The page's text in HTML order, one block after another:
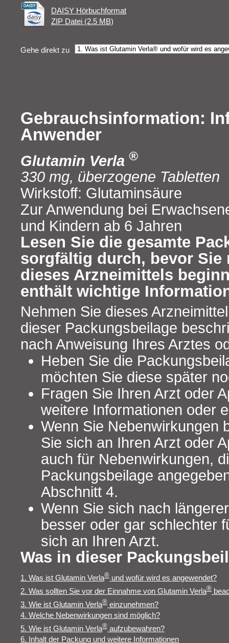
DAISY Hörbuchformat
ZIP Datei (2.5 MB)
Gehe direkt zu
Gebrauchsinformation:
Anwender
Glutamin Verla ®
330 mg, überzogene Tabletten
Wirkstoff: Glutaminsäure
Zur Anwendung bei
und Kindern ab 6 Jahren
Lesen Sie die gesamte
sorgfältig durch, bevor Sie
dieses Arzneimittels
enthält wichtige
Nehmen Sie dieses
dieser Packungsbeilage
nach Anweisung Ihres Arztes
Heben Sie die
möchten Sie diese später
Fragen Sie Ihren Arzt oder
weitere Informationen oder
Wenn Sie Nebenwirkungen
Sie sich an Ihren Arzt oder
auch für Nebenwirkungen,
Packungsbeilage
Abschnitt 4.
Wenn Sie sich nach
besser oder gar schlechter
sich an Ihren Arzt.
Was in dieser
1. Was ist Glutamin Verla® und wofür wird es angewendet?
2. Was sollten Sie vor der Einnahme von Glutamin Verla®
3. Wie ist Glutamin Verla® einzunehmen?
4. Welche Nebenwirkungen sind möglich?
5. Wie ist Glutamin Verla® aufzubewahren?
6. Inhalt der Packung und weitere Informationen